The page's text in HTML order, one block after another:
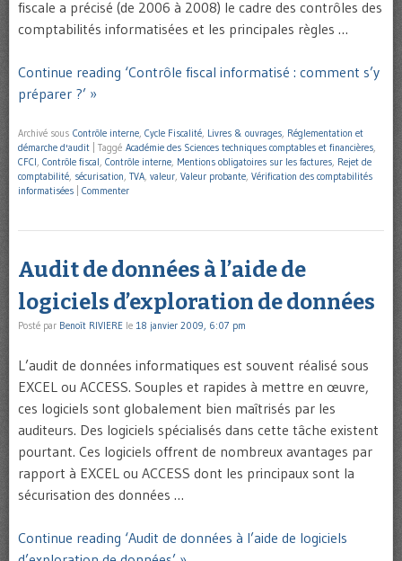
fiscale a précisé (de 2006 à 2008) le cadre des contrôles des
comptabilités informatisées et les principales règles …
Continue reading ‘Contrôle fiscal informatisé : comment s’y
préparer ?’ »
Archivé sous Contrôle interne, Cycle Fiscalité, Livres & ouvrages, Réglementation et
démarche d'audit
Taggé Académie des Sciences techniques comptables et financières,
CFCI, Contrôle fiscal, Contrôle interne, Mentions obligatoires sur les factures, Rejet de
comptabilité, sécurisation, TVA, valeur, Valeur probante, Vérification des comptabilités
informatisées
Commenter
Audit de données à l’aide de
logiciels d’exploration de données
Posté par Benoît RIVIERE le 18 janvier 2009, 6:07 pm
L’audit de données informatiques est souvent réalisé sous
EXCEL ou ACCESS. Souples et rapides à mettre en œuvre,
ces logiciels sont globalement bien maîtrisés par les
auditeurs. Des logiciels spécialisés dans cette tâche existent
pourtant. Ces logiciels offrent de nombreux avantages par
rapport à EXCEL ou ACCESS dont les principaux sont la
sécurisation des données …
Continue reading ‘Audit de données à l’aide de logiciels